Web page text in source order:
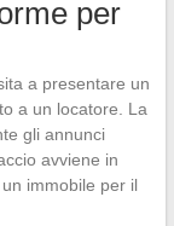
per
a presentare un
a un locatore. La
gli annunci
avviene in
immobile per il